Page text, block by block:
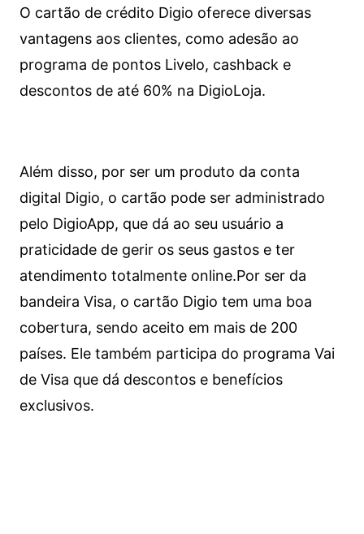
O cartão de crédito Digio oferece diversas
vantagens aos clientes, como adesão ao
programa de pontos Livelo, cashback e
descontos de até 60% na DigioLoja.
Além disso, por ser um produto da conta
digital Digio, o cartão pode ser administrado
pelo DigioApp, que dá ao seu usuário a
praticidade de gerir os seus gastos e ter
atendimento totalmente online.Por ser da
bandeira Visa, o cartão Digio tem uma boa
cobertura, sendo aceito em mais de 200
países. Ele também participa do programa Vai
de Visa que dá descontos e benefícios
exclusivos.